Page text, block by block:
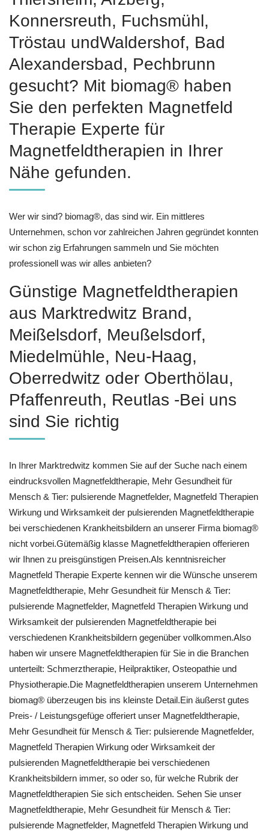
Konnersreuth, Fuchsmühl,
Tröstau undWaldershof, Bad
Alexandersbad, Pechbrunn
gesucht? Mit biomag® haben
Sie den perfekten Magnetfeld
Therapie Experte für
Magnetfeldtherapien in Ihrer
Nähe gefunden.
Wer wir sind? biomag®, das sind wir. Ein mittleres
Unternehmen, schon vor zahlreichen Jahren gegründet konnten
wir schon zig Erfahrungen sammeln und Sie möchten
professionell was wir alles anbieten?
Günstige Magnetfeldtherapien
aus Marktredwitz Brand,
Meißelsdorf, Meußelsdorf,
Miedelmühle, Neu-Haag,
Oberredwitz oder Oberthölau,
Pfaffenreuth, Reutlas -Bei uns
sind Sie richtig
In Ihrer Marktredwitz kommen Sie auf der Suche nach einem
eindrucksvollen Magnetfeldtherapie, Mehr Gesundheit für
Mensch & Tier: pulsierende Magnetfelder, Magnetfeld Therapien
Wirkung und Wirksamkeit der pulsierenden Magnetfeldtherapie
bei verschiedenen Krankheitsbildern an unserer Firma biomag®
nicht vorbei.Gütemäßig klasse Magnetfeldtherapien offerieren
wir Ihnen zu preisgünstigen Preisen.Als kenntnisreicher
Magnetfeld Therapie Experte kennen wir die Wünsche unserem
Magnetfeldtherapie, Mehr Gesundheit für Mensch & Tier:
pulsierende Magnetfelder, Magnetfeld Therapien Wirkung und
Wirksamkeit der pulsierenden Magnetfeldtherapie bei
verschiedenen Krankheitsbildern gegenüber vollkommen.Also
haben wir unsere Magnetfeldtherapien für Sie in die Branchen
unterteilt: Schmerztherapie, Heilpraktiker, Osteopathie und
Physiotherapie.Die Magnetfeldtherapien unserem Unternehmen
biomag® überzeugen bis ins kleinste Detail.Ein äußerst gutes
Preis- / Leistungsgefüge offeriert unser Magnetfeldtherapie,
Mehr Gesundheit für Mensch & Tier: pulsierende Magnetfelder,
Magnetfeld Therapien Wirkung oder Wirksamkeit der
pulsierenden Magnetfeldtherapie bei verschiedenen
Krankheitsbildern immer, so oder so, für welche Rubrik der
Magnetfeldtherapien Sie sich entscheiden. Sehen Sie unser
Magnetfeldtherapie, Mehr Gesundheit für Mensch & Tier:
pulsierende Magnetfelder, Magnetfeld Therapien Wirkung und